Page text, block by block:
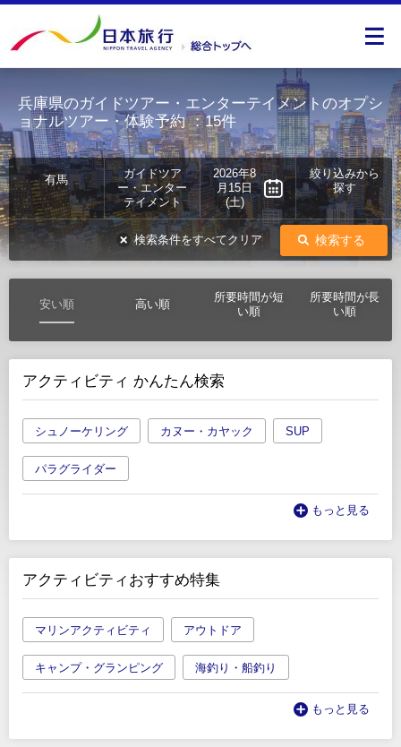
兵庫県のガイドツアー・エンターテイメントのオプシ
ョナルツアー・体験予約：15件
有馬
ガイドツア
ー・エンター
テイメント
2026年8
月15日
(土)
絞り込みから
探す
検索する
検索条件をすべてクリア
安い順 高い順
所要時間が短
い順
所要時間が長
い順
アクティビティ かんたん検索
シュノーケリング カヌー・カヤック SUP
パラグライダー
もっと見る
アクティビティおすすめ特集
マリンアクティビティ アウトドア
キャンプ・グランピング 海釣り・船釣り
もっと見る